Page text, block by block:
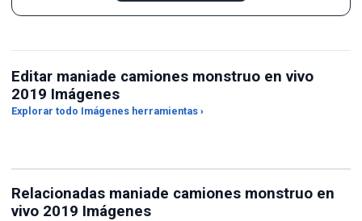
Editar maniade camiones monstruo en vivo
2019 Imágenes
Explorar todo Imágenes herramientas ›
Ponme en la Escena
imágenes
Relacionadas maniade camiones monstruo en
vivo 2019 Imágenes